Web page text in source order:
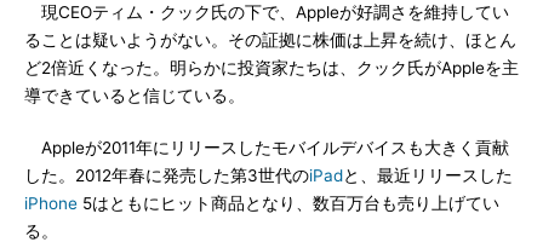
現CEOティム・クック氏の下で、Appleが好調さを維持してい
ることは疑いようがない。その証拠に株価は上昇を続け、ほとん
ど2倍近くなった。明らかに投資家たちは、クック氏がAppleを主
導できていると信じている。
Appleが2011年にリリースしたモバイルデバイスも大きく貢献
した。2012年春に発売した第3世代のiPadと、最近リリースした
iPhone 5はともにヒット商品となり、数百万台も売り上げてい
る。